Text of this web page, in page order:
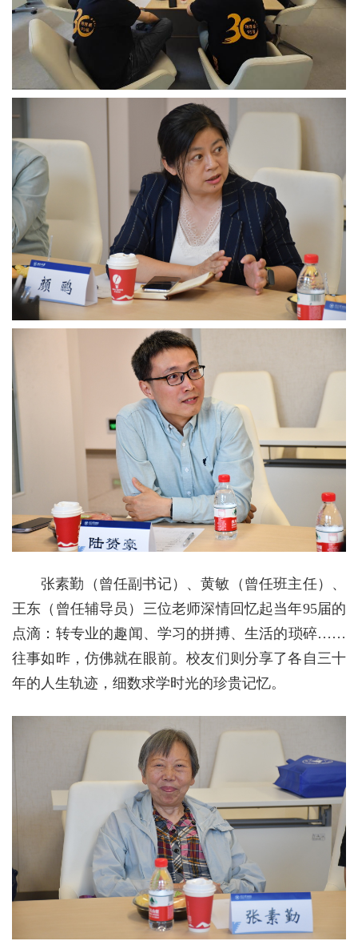
张素勤（曾任副书记）、黄敏（曾任班主任）、
王东（曾任辅导员）三位老师深情回忆起当年95届的
点滴：转专业的趣闻、学习的拼搏、生活的琐碎……
往事如昨，仿佛就在眼前。校友们则分享了各自三十
年的人生轨迹，细数求学时光的珍贵记忆。